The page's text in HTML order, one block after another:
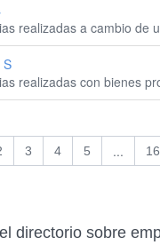
realizadas a cambio de
S
realizadas con bienes
3 4 5 ...
directorio sobre